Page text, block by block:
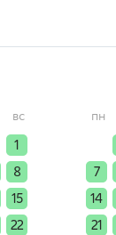
вс
1
8
15
22
пн
7
14
21